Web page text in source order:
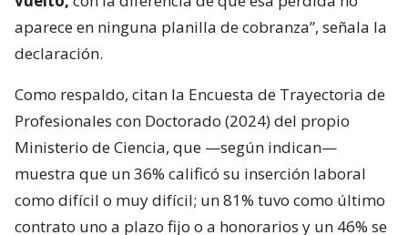
aparece en ninguna planilla de cobranza”, señala la
declaración.
Como respaldo, citan la Encuesta de Trayectoria de
Profesionales con Doctorado (2024) del propio
Ministerio de Ciencia, que —según indican—
muestra que un 36% calificó su inserción laboral
como difícil o muy difícil; un 81% tuvo como último
contrato uno a plazo fijo o a honorarios y un 46% se